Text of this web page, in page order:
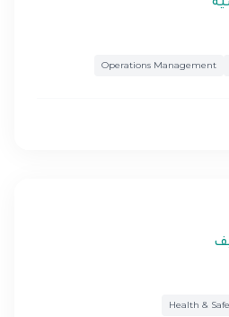
Operations Management
Health &